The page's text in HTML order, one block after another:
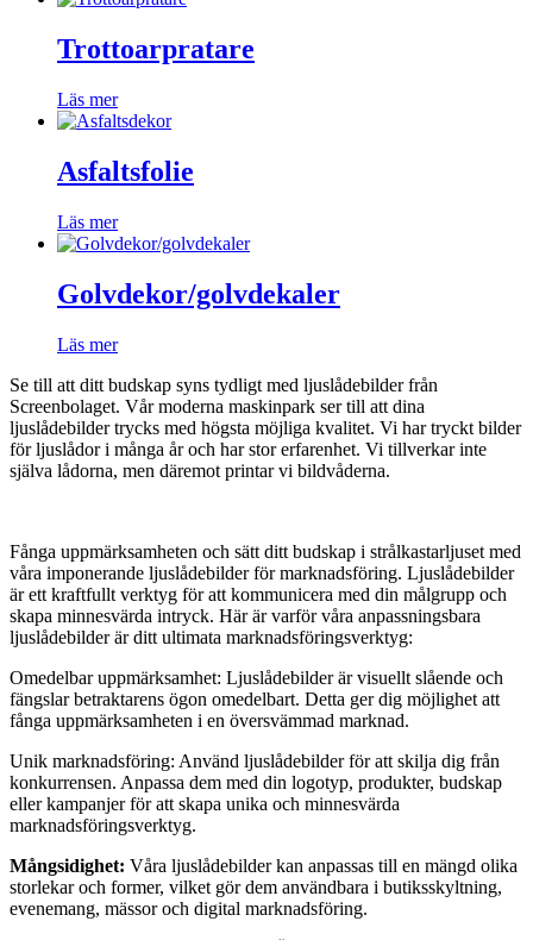
Trottoarpratare
Läs mer
Asfaltsfolie
Läs mer
Golvdekor/golvdekaler
Läs mer
Se till att ditt budskap syns tydligt med ljuslådebilder från
Screenbolaget. Vår moderna maskinpark ser till att dina
ljuslådebilder trycks med högsta möjliga kvalitet. Vi har tryckt bilder
för ljuslådor i många år och har stor erfarenhet. Vi tillverkar inte
själva lådorna, men däremot printar vi bildvåderna.
Fånga uppmärksamheten och sätt ditt budskap i strålkastarljuset med
våra imponerande ljuslådebilder för marknadsföring. Ljuslådebilder
är ett kraftfullt verktyg för att kommunicera med din målgrupp och
skapa minnesvärda intryck. Här är varför våra anpassningsbara
ljuslådebilder är ditt ultimata marknadsföringsverktyg:
Omedelbar uppmärksamhet: Ljuslådebilder är visuellt slående och
fängslar betraktarens ögon omedelbart. Detta ger dig möjlighet att
fånga uppmärksamheten i en översvämmad marknad.
Unik marknadsföring: Använd ljuslådebilder för att skilja dig från
konkurrensen. Anpassa dem med din logotyp, produkter, budskap
eller kampanjer för att skapa unika och minnesvärda
marknadsföringsverktyg.
Mångsidighet: Våra ljuslådebilder kan anpassas till en mängd olika
storlekar och former, vilket gör dem användbara i butiksskyltning,
evenemang, mässor och digital marknadsföring.